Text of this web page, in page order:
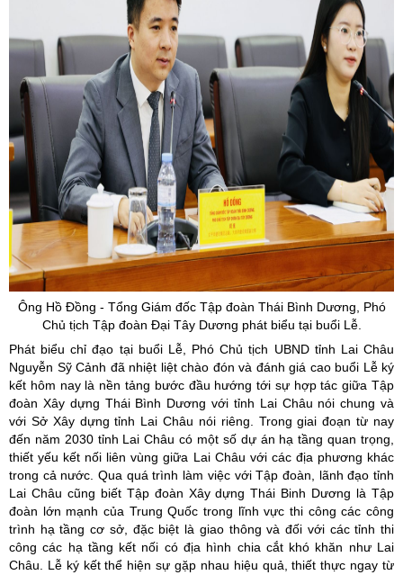
Ông Hồ Đồng - Tổng Giám đốc Tập đoàn Thái Bình Dương, Phó
Chủ tịch Tập đoàn Đại Tây Dương phát biểu tại buổi Lễ.
Phát biểu chỉ đạo tại buổi Lễ, Phó Chủ tịch UBND tỉnh Lai Châu
Nguyễn Sỹ Cảnh đã nhiệt liệt chào đón và đánh giá cao buổi Lễ ký
kết hôm nay là nền tảng bước đầu hướng tới sự hợp tác giữa Tập
đoàn Xây dựng Thái Bình Dương với tỉnh Lai Châu nói chung và
với Sở Xây dựng tỉnh Lai Châu nói riêng. Trong giai đoạn từ nay
đến năm 2030 tỉnh Lai Châu có một số dự án hạ tầng quan trọng,
thiết yếu kết nối liên vùng giữa Lai Châu với các địa phương khác
trong cả nước. Qua quá trình làm việc với Tập đoàn, lãnh đạo tỉnh
Lai Châu cũng biết Tập đoàn Xây dựng Thái Binh Dương là Tập
đoàn lớn mạnh của Trung Quốc trong lĩnh vực thi công các công
trình hạ tầng cơ sở, đặc biệt là giao thông và đối với các tỉnh thi
công các hạ tầng kết nối có địa hình chia cắt khó khăn như Lai
Châu. Lễ ký kết thể hiện sự gặp nhau hiệu quả, thiết thực ngay từ